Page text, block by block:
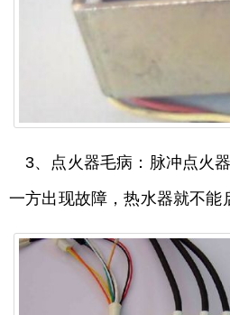
3、点火器毛病：脉冲点火
一方出现故障，热水器就不能